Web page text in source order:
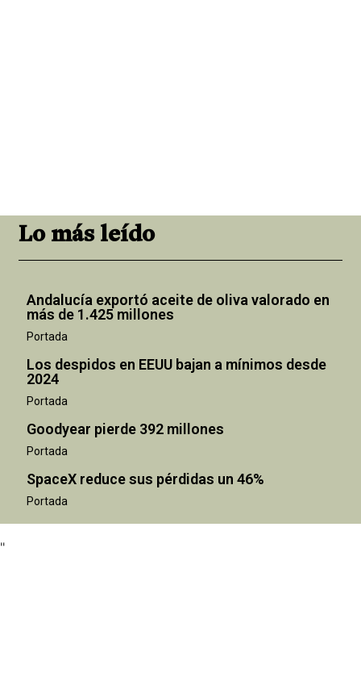
Lo más leído
Andalucía exportó aceite de oliva valorado en
más de 1.425 millones
Portada
Los despidos en EEUU bajan a mínimos desde
2024
Portada
Goodyear pierde 392 millones
Portada
SpaceX reduce sus pérdidas un 46%
Portada
"